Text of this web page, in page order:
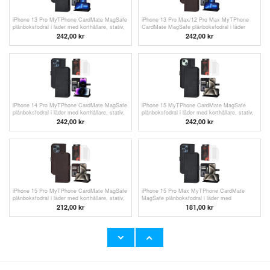
iPhone 13 Pro MyTPhone CardMate MagSafe
plånboksfodral i läder med korthållare, stativ,
242,00 kr
iPhone 13 Pro Max/12 Pro Max MyTPhone
CardMate MagSafe plånboksfodral i läder
med korthållare, stativ, 2x skärmskydd
242,00 kr
iPhone 14 Pro MyTPhone CardMate MagSafe
plånboksfodral i läder med korthållare, stativ,
242,00 kr
iPhone 15 MyTPhone CardMate MagSafe
plånboksfodral i läder med korthållare, stativ,
242,00 kr
iPhone 15 Pro MyTPhone CardMate MagSafe
plånboksfodral i läder med korthållare, stativ,
212,00 kr
iPhone 15 Pro Max MyTPhone CardMate
MagSafe plånboksfodral i läder med
korthållare, stativ, 2x skärmskydd
181,00 kr